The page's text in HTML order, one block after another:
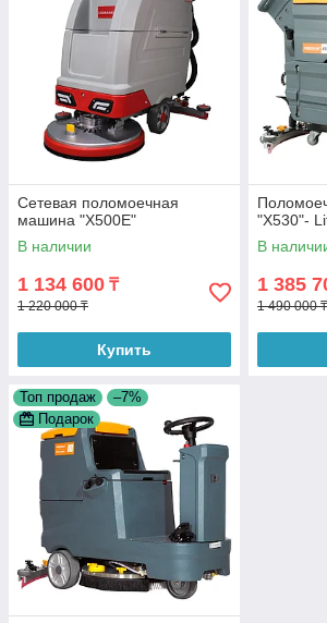
Сетевая поломоечная
машина "Х500Е"
В наличии
1 134 600 ₸
1 220 000 ₸
Купить
"X530"-
В
1 385
1 490 000 ₸
Топ продаж
–7%
Подарок